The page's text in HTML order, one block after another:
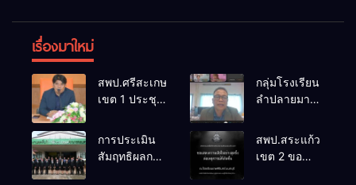
เรื่องมาใหม่
สพป.ศรีสะเกษ
เขต 1 ประชุม
จัดการ
แข่งขันงาน
ศิลปหัตถกรรม
กลุ่มโรงเรียน
ลำปลายมาศ
เคลื่อน RT,
NT, O-NET
การประเมิน
สัมฤทธิผลการ
สพป.สระแก้ว
เขต 2 ขอ